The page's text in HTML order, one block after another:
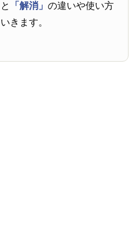
と 「解消」の違いや使い方
きます。